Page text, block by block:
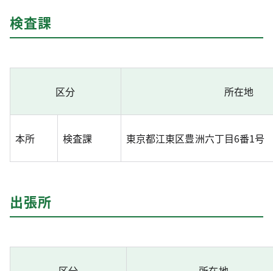
検査課
区分 所在地
本所 検査課 東京都江東区豊洲六丁目6番1号
出張所